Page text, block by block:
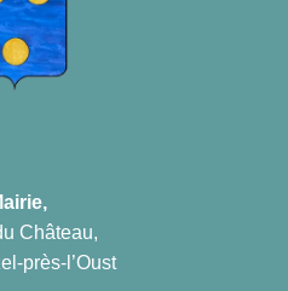
Château,
près-l’Oust